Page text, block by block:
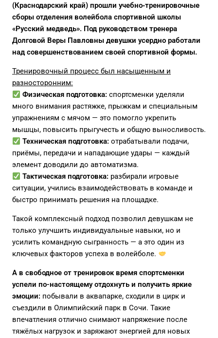
(Краснодарский край) прошли учебно‑тренировочные
сборы отделения волейбола спортивной школы
«Русский медведь». Под руководством тренера
Долговой Веры Павловны девушки усердно работали
над совершенствованием своей спортивной формы.
Тренировочный процесс был насыщенным и
разносторонним:
Физическая подготовка: спортсменки уделяли
много внимания растяжке, прыжкам и специальным
упражнениям с мячом — это помогло укрепить
мышцы, повысить прыгучесть и общую выносливость.
Техническая подготовка: отрабатывали подачи,
приёмы, передачи и нападающие удары — каждый
элемент доводили до автоматизма.
Тактическая подготовка: разбирали игровые
ситуации, учились взаимодействовать в команде и
быстро принимать решения на площадке.
Такой комплексный подход позволил девушкам не
только улучшить индивидуальные навыки, но и
усилить командную сыгранность — а это один из
ключевых факторов успеха в волейболе.
А в свободное от тренировок время спортсменки
успели по-настоящему отдохнуть и получить яркие
эмоции: побывали в аквапарке, сходили в цирк и
съездили в Олимпийский парк в Сочи. Такие
впечатления отлично снимают напряжение после
тяжёлых нагрузок и заряжают энергией для новых